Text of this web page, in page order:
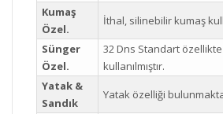
Kumaş
Özel.
İthal, silinebilir kumaş
Sünger
Özel.
32 Dns Standart
kullanılmıştır.
Yatak &
Sandık
Yatak özelliği